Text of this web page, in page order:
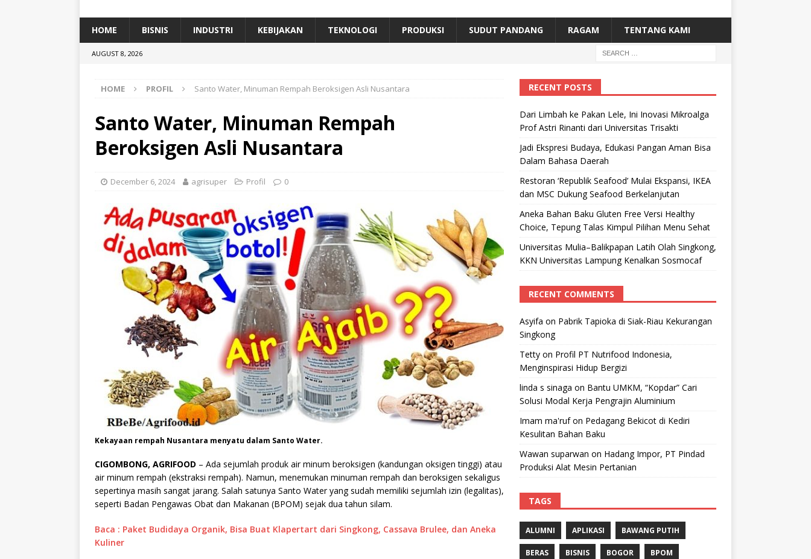
[ July 11, 2026 ] Dari Limbah ke Pakan Lele, Ini Inovasi Mikroalga Prof Astri Rinanti dari Universitas Trisakti
HOME BISNIS INDUSTRI KEBIJAKAN TEKNOLOGI PRODUKSI SUDUT PANDANG RAGAM TENTANG KAMI
AUGUST 8, 2026
HOME PROFIL Santo Water, Minuman Rempah Beroksigen Asli Nusantara
Santo Water, Minuman Rempah
Beroksigen Asli Nusantara
December 6, 2024 agrisuper Profil 0
Kekayaan rempah Nusantara menyatu dalam Santo Water.
CIGOMBONG, AGRIFOOD – Ada sejumlah produk air minum beroksigen (kandungan oksigen tinggi) atau
air minum rempah (ekstraksi rempah). Namun, menemukan minuman rempah dan beroksigen sekaligus
sepertinya masih sangat jarang. Salah satunya Santo Water yang sudah memiliki sejumlah izin (legalitas),
seperti Badan Pengawas Obat dan Makanan (BPOM) sejak dua tahun silam.
Baca : Paket Budidaya Organik, Bisa Buat Klapertart dari Singkong, Cassava Brulee, dan Aneka
Kuliner
RECENT POSTS
Dari Limbah ke Pakan Lele, Ini Inovasi Mikroalga
Prof Astri Rinanti dari Universitas Trisakti
Jadi Ekspresi Budaya, Edukasi Pangan Aman Bisa
Dalam Bahasa Daerah
Restoran ‘Republik Seafood’ Mulai Ekspansi, IKEA
dan MSC Dukung Seafood Berkelanjutan
Aneka Bahan Baku Gluten Free Versi Healthy
Choice, Tepung Talas Kimpul Pilihan Menu Sehat
Universitas Mulia–Balikpapan Latih Olah Singkong,
KKN Universitas Lampung Kenalkan Sosmocaf
RECENT COMMENTS
Asyifa on Pabrik Tapioka di Siak-Riau Kekurangan
Singkong
Tettyon Profil PT Nutrifood Indonesia,
Menginspirasi Hidup Bergizi
linda s sinaga on Bantu UMKM, “Kopdar” Cari
Solusi Modal Kerja Pengrajin Aluminium
Imam ma'rufon Pedagang Bekicot di Kediri
Kesulitan Bahan Baku
Wawan suparwan on Hadang Impor, PT Pindad
Produksi Alat Mesin Pertanian
TAGS
ALUMNI APLIKASI BAWANG PUTIH
BERAS BISNIS BOGOR BPOM